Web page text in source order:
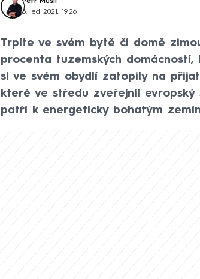
6. led 2021, 19:26
Trpíte ve svém bytě či domě
procenta tuzemských
si ve svém obydlí zatopily na
které ve středu zveřejnil evropský
patří k energeticky bohatým